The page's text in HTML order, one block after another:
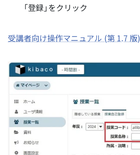
「登録」をクリック
受講者向け操作マニュアル (第 1.7 版)